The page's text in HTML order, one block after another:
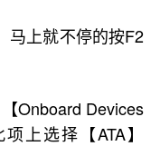
马上就不停的按F2
Onboard Devices
上选择【ATA】